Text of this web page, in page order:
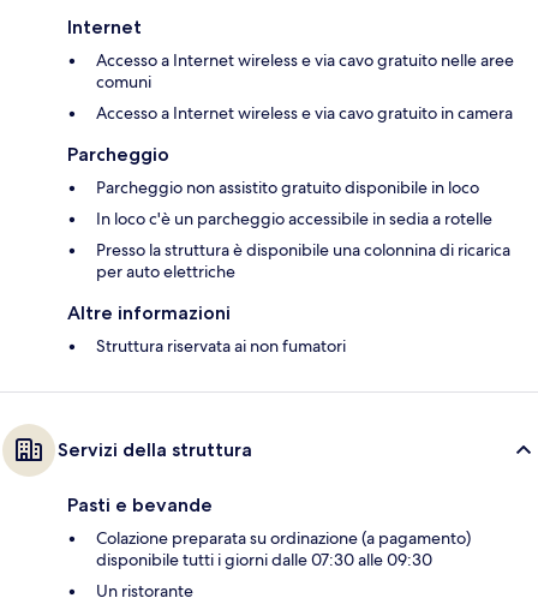
Internet
Accesso a Internet wireless e via cavo gratuito nelle aree
comuni
Accesso a Internet wireless e via cavo gratuito in camera
Parcheggio
Parcheggio non assistito gratuito disponibile in loco
In loco c'è un parcheggio accessibile in sedia a rotelle
Presso la struttura è disponibile una colonnina di ricarica
per auto elettriche
Altre informazioni
Struttura riservata ai non fumatori
Servizi della struttura
Pasti e bevande
Colazione preparata su ordinazione (a pagamento)
disponibile tutti i giorni dalle 07:30 alle 09:30
Un ristorante